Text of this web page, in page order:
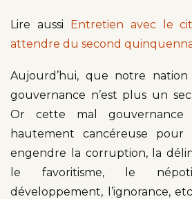
Lire aussi Entretien avec le
attendre du second
Aujourd’hui, que notre
gouvernance n’est plus un
Or cette mal gouvernance
hautement cancéreuse
engendre la corruption, la
le favoritisme, le
développement, l’ignorance,